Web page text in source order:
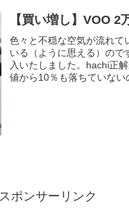
【買い増し】VOO 2
色々と不穏な空気が流れて
いる（ように思える）の
入いたしました。hachi正
値から10％も落ちていない
スポンサーリンク